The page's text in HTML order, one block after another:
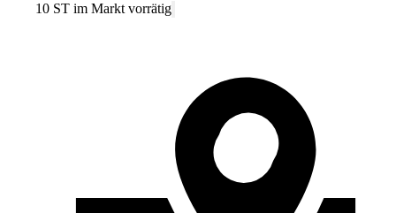
10 ST im Markt vorrätig